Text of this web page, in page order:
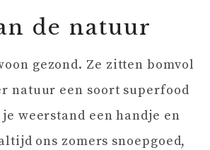
de natuur
gezond. Ze zitten bomvol
natuur een soort superfood
weerstand een handje en
ons zomers snoepgoed,